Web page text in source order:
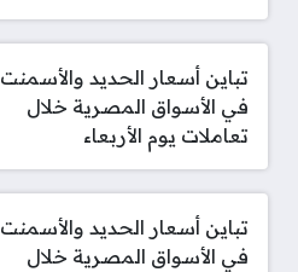
تباين أسعار الحديد والأسمنت
في الأسواق المصرية خلال
تعاملات يوم الأربعاء
تباين أسعار الحديد والأسمنت
في الأسواق المصرية خلال